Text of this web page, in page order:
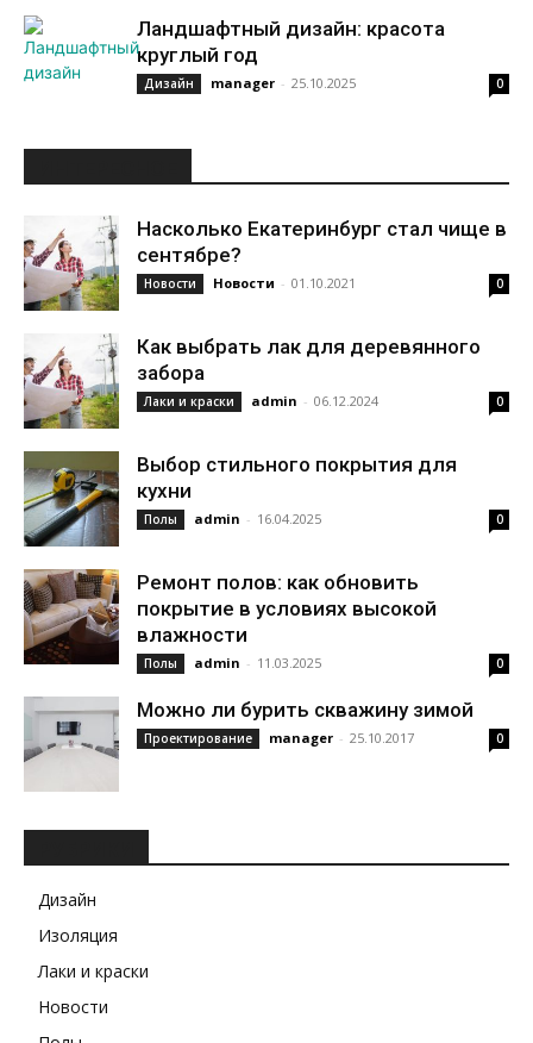
Ландшафтный дизайн: красота
круглый год
Дизайн manager - 25.10.2025 0
Насколько Екатеринбург стал чище в
сентябре?
Новости Новости - 01.10.2021 0
Как выбрать лак для деревянного
забора
Лаки и краски admin - 06.12.2024 0
Выбор стильного покрытия для
кухни
Полы admin - 16.04.2025 0
Ремонт полов: как обновить
покрытие в условиях высокой
влажности
Полы admin - 11.03.2025 0
Можно ли бурить скважину зимой
Проектирование manager - 25.10.2017 0
Дизайн
Изоляция
Лаки и краски
Новости